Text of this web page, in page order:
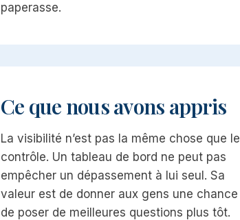
paperasse.
Ce que nous avons appris
La visibilité n’est pas la même chose que le
contrôle. Un tableau de bord ne peut pas
empêcher un dépassement à lui seul. Sa
valeur est de donner aux gens une chance
de poser de meilleures questions plus tôt.